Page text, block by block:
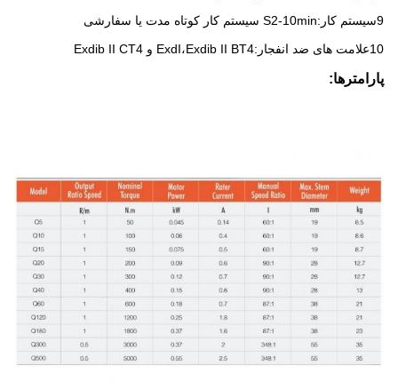
9سیستم کار:S2-10min سیستم کار کوتاه مدت یا سفارشی
10علامت های ضد انفجار:ExdI،Exdib II BT4 و Exdib II CT4
پارامترها: